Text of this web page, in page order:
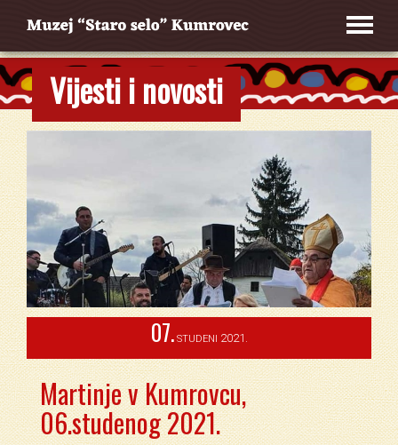
Vijesti i novosti
07. STUDENI 2021.
Martinje v Kumrovcu,
06.studenog 2021.